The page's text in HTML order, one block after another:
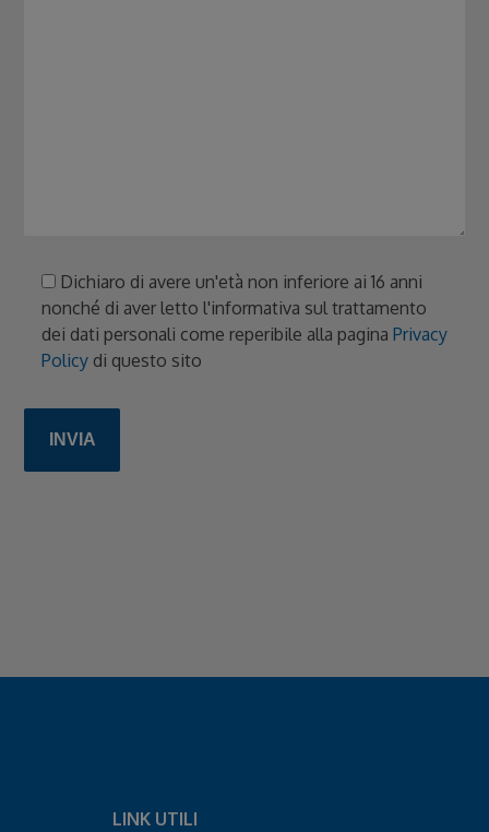
Dichiaro di avere un'età non inferiore ai 16 anni
nonché di aver letto l'informativa sul trattamento
dei dati personali come reperibile alla paginaPrivacy
Policy di questo sito
LINK UTILI